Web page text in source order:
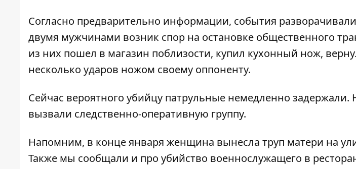
Согласно предварительно информации, события
двумя мужчинами возник спор на остановке общественного
из них пошел в магазин поблизости, купил кухонный нож,
несколько ударов ножом своему оппоненту.
Сейчас вероятного убийцу патрульные немедленно задержали.
вызвали следственно-оперативную группу.
Напомним, в конце января женщина вынесла труп матери на
Также мы сообщали и про убийство военнослужащего в